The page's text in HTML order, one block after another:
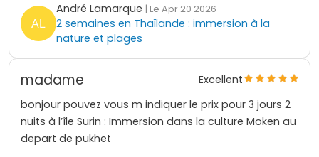
André Lamarque | Le Apr 20 2026
2 semaines en Thaïlande : immersion à la
nature et plages
madame
Excellent
bonjour pouvez vous m indiquer le prix pour 3 jours 2
nuits à l’île Surin : Immersion dans la culture Moken au
depart de pukhet